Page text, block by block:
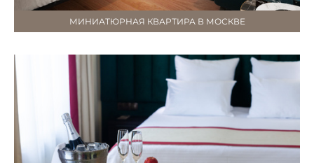
МИНИАТЮРНАЯ КВАРТИРА В МОСКВЕ